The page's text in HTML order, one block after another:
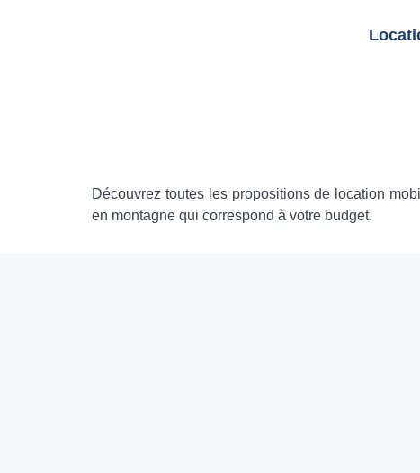
Découvrez toutes les propositions de location
en montagne qui correspond à votre budget.